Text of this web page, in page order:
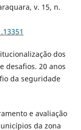
v. 15, n.
dos
desafios. 20 anos
da seguridade
e avaliação
da zona